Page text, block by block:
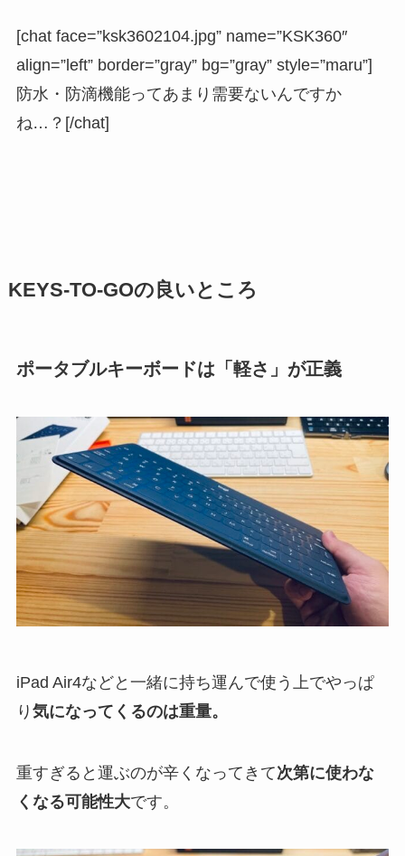
[chat face=”ksk3602104.jpg” name=”KSK360″
align=”left” border=”gray” bg=”gray” style=”maru”]
防水・防滴機能ってあまり需要ないんですか
ね…？[/chat]
KEYS-TO-GOの良いところ
ポータブルキーボードは「軽さ」が正義
iPad Air4などと一緒に持ち運んで使う上でやっぱ
り 気になってくるのは重量。
重すぎると運ぶのが辛くなってきて次第に使わな
くなる可能性大です。